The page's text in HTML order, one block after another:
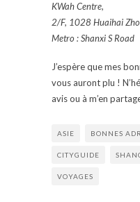
KWah Centre,
2/F, 1028 Huaihai
Metro : Shanxi S Road
J’espère que mes
vous auront plu !
avis ou à m’en
ASIE BONNES
CITYGUIDE
VOYAGES